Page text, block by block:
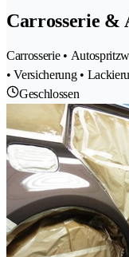
Carrosserie &
Carrosserie •
• Versicherung •
Geschlossen